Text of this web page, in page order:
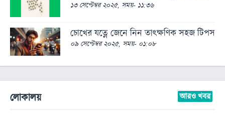
অস্ট্রেলিয়া
অন্যত্র
খেলা
ক্রিকেট
অন্যান্য
১৩ সেপ্টেম্বর ২০২৫, সময়- ১১:৩৬
চোখের যত্নে জেনে নিন তাৎক্ষণিক সহজ টিপস
০৯ সেপ্টেম্বর ২০২৫, সময়- ০১:০৮
লোকালয় আরও খবর